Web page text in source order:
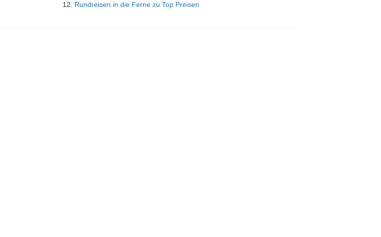
Rundreisen in die Ferne zu Top Preisen